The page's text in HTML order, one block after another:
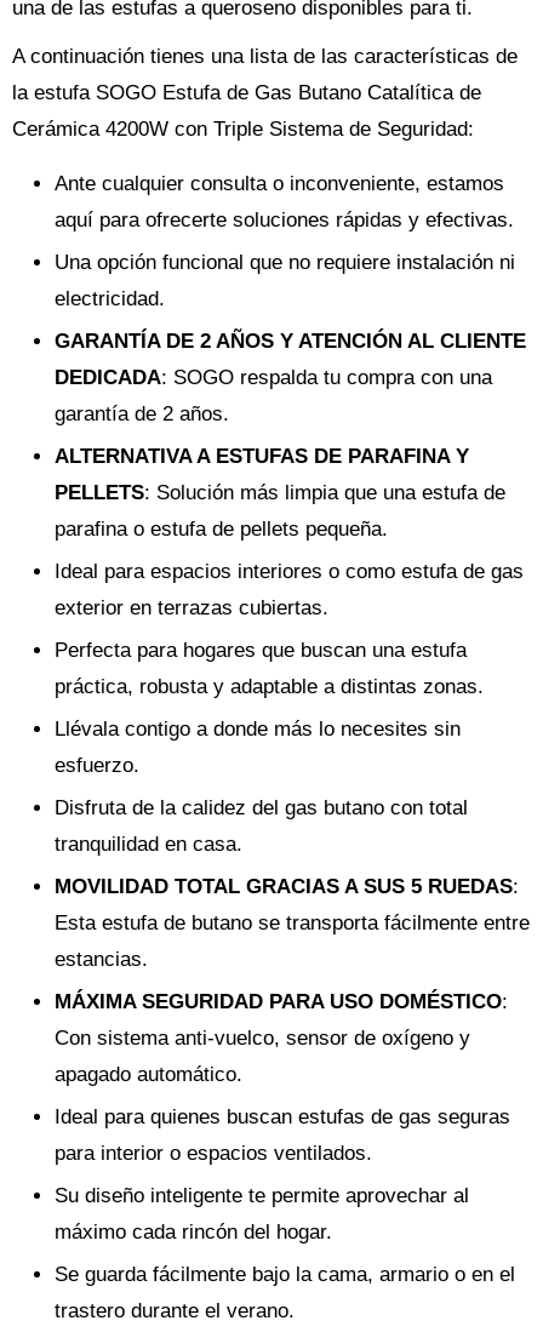
una de las estufas a queroseno disponibles para ti.
A continuación tienes una lista de las características de
la estufa SOGO Estufa de Gas Butano Catalítica de
Cerámica 4200W con Triple Sistema de Seguridad:
Ante cualquier consulta o inconveniente, estamos
aquí para ofrecerte soluciones rápidas y efectivas.
Una opción funcional que no requiere instalación ni
electricidad.
GARANTÍA DE 2 AÑOS Y ATENCIÓN AL CLIENTE
DEDICADA: SOGO respalda tu compra con una
garantía de 2 años.
ALTERNATIVA A ESTUFAS DE PARAFINA Y
PELLETS: Solución más limpia que una estufa de
parafina o estufa de pellets pequeña.
Ideal para espacios interiores o como estufa de gas
exterior en terrazas cubiertas.
Perfecta para hogares que buscan una estufa
práctica, robusta y adaptable a distintas zonas.
Llévala contigo a donde más lo necesites sin
esfuerzo.
Disfruta de la calidez del gas butano con total
tranquilidad en casa.
MOVILIDAD TOTAL GRACIAS A SUS 5 RUEDAS:
Esta estufa de butano se transporta fácilmente entre
estancias.
MÁXIMA SEGURIDAD PARA USO DOMÉSTICO:
Con sistema anti-vuelco, sensor de oxígeno y
apagado automático.
Ideal para quienes buscan estufas de gas seguras
para interior o espacios ventilados.
Su diseño inteligente te permite aprovechar al
máximo cada rincón del hogar.
Se guarda fácilmente bajo la cama, armario o en el
trastero durante el verano.